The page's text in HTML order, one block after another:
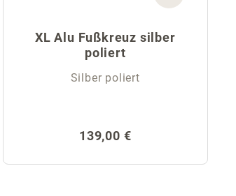
XL Alu Fußkreuz silber
poliert
Silber poliert
Regulärer Preis:
139,00 €